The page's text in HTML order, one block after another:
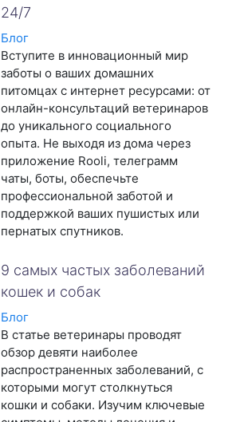
24/7
Блог
Вступите в инновационный мир
заботы о ваших домашних
питомцах с интернет ресурсами: от
онлайн-консультаций ветеринаров
до уникального социального
опыта. Не выходя из дома через
приложение Rooli, телеграмм
чаты, боты, обеспечьте
профессиональной заботой и
поддержкой ваших пушистых или
пернатых спутников.
9 самых частых заболеваний
кошек и собак
Блог
В статье ветеринары проводят
обзор девяти наиболее
распространенных заболеваний, с
которыми могут столкнуться
кошки и собаки. Изучим ключевые